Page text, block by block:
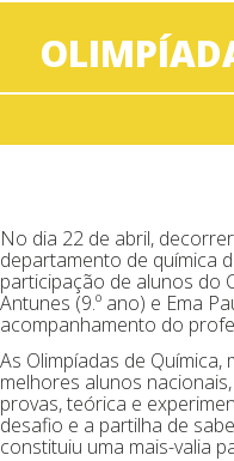
No dia 22 de abril,
departamento de química
participação de alunos do
Antunes (9.º ano) e Ema
acompanhamento do
As Olimpíadas de Química,
melhores alunos
provas, teórica e
desafio e a partilha de
constituiu uma mais-valia